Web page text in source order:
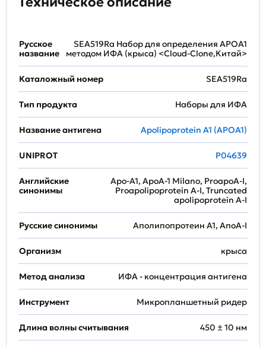
Русское
название
SEA519Ra Набор для определения APOA1
методом ИФА (крыса) <Cloud-Clone,Китай>
Каталожный номер SEA519Ra
Тип продукта Наборы для ИФА
Название антигена Apolipoprotein A1 (APOA1)
UNIPROT P04639
Английские
синонимы
Apo-A1, ApoA-1 Milano, ProapoA-I,
Proapolipoprotein A-I, Truncated
apolipoprotein A-I
Русские синонимы Аполипопротеин A1, АпоА-I
Организм крыса
Метод анализа ИФА - концентрация антигена
Инструмент Микропланшетный ридер
Длина волны считывания 450 ± 10 нм